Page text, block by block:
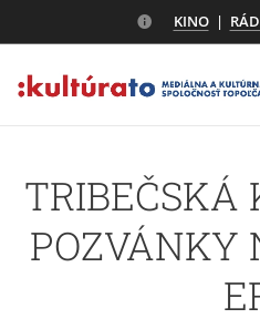
KINO|
POZVÁNKY